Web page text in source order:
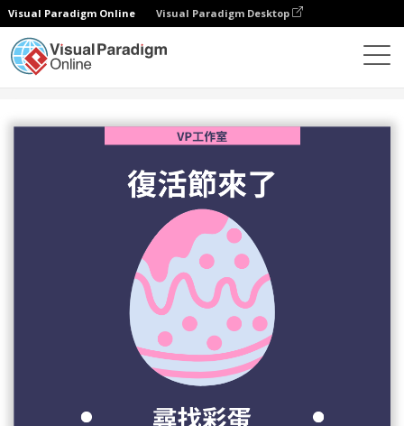
Visual Paradigm Online Visual Paradigm Desktop